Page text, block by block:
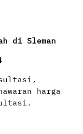
di Sleman
harga